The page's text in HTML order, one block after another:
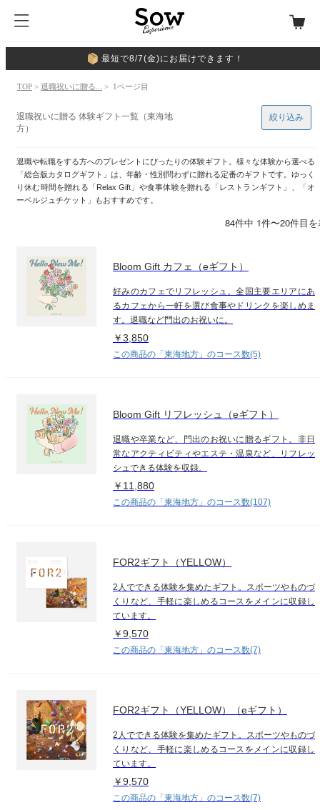
最短で8/7(金)にお届けできます！
TOP > 退職祝いに贈る... > 1ページ目
退職祝いに贈る 体験ギフト一覧（東海地
方）
退職や転職をする方へのプレゼントにぴったりの体験ギフト。様々な体験から選べる
「総合版カタログギフト」は、年齢・性別問わずに贈れる定番のギフトです。ゆっく
り休む時間を贈れる「Relax Gift」や食事体験を贈れる「レストランギフト」、「オ
ーベルジュチケット」もおすすめです。
絞り込み
84件中 1件〜20件目
Bloom Gift カフェ（eギフト）
好みのカフェでリフレッシュ。全国主要エリアにあ
るカフェから一軒を選び食事やドリンクを楽しめま
す。退職など門出のお祝いに。
￥3,850
この商品の「東海地方」のコース数(5)
Bloom Gift リフレッシュ（eギフト）
退職や卒業など、門出のお祝いに贈るギフト。非日
常なアクティビティやエステ・温泉など、リフレッ
シュできる体験を収録。
￥11,880
この商品の「東海地方」のコース数(107)
FOR2ギフト（YELLOW）
2人でできる体験を集めたギフト。スポーツやものづ
くりなど、手軽に楽しめるコースをメインに収録し
ています。
￥9,570
この商品の「東海地方」のコース数(7)
FOR2ギフト（YELLOW）（eギフト）
2人でできる体験を集めたギフト。スポーツやものづ
くりなど、手軽に楽しめるコースをメインに収録し
ています。
￥9,570
この商品の「東海地方」のコース数(7)